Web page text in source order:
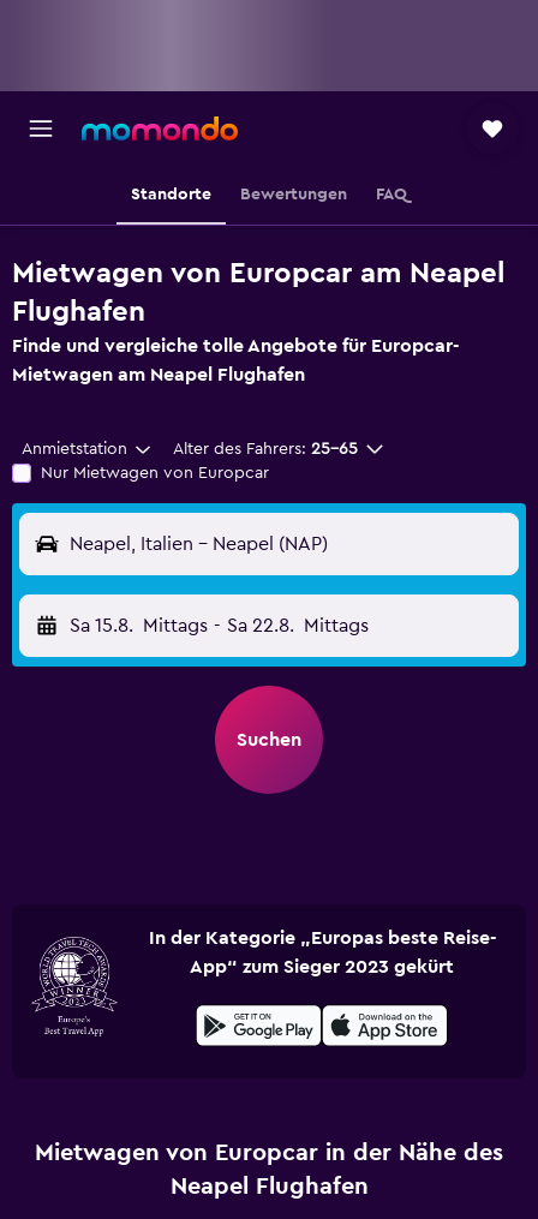
Standorte Bewertungen FAQ
Mietwagen von Europcar am Neapel
Flughafen
Finde und vergleiche tolle Angebote für Europcar-
Mietwagen am Neapel Flughafen
Anmietstation Alter des Fahrers: 25-65
Nur Mietwagen von Europcar
Neapel, Italien - Neapel (NAP)
Sa 15.8. Mittags - Sa 22.8. Mittags
Suchen
In der Kategorie „Europas beste Reise-
App“ zum Sieger 2023 gekürt
Mietwagen von Europcar in der Nähe des
Neapel Flughafen